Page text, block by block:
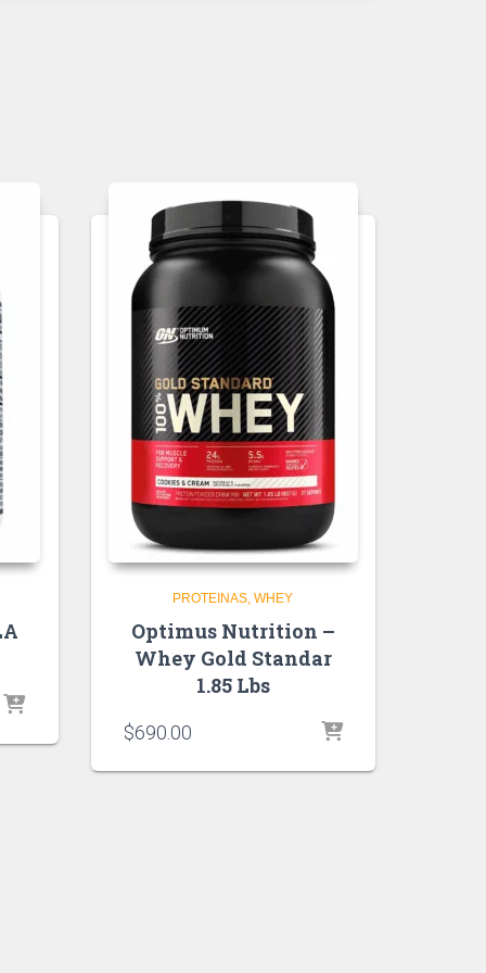
PROTEINAS WHEY
Optimus Nutrition –
Whey Gold Standar
1.85 Lbs
$690.00